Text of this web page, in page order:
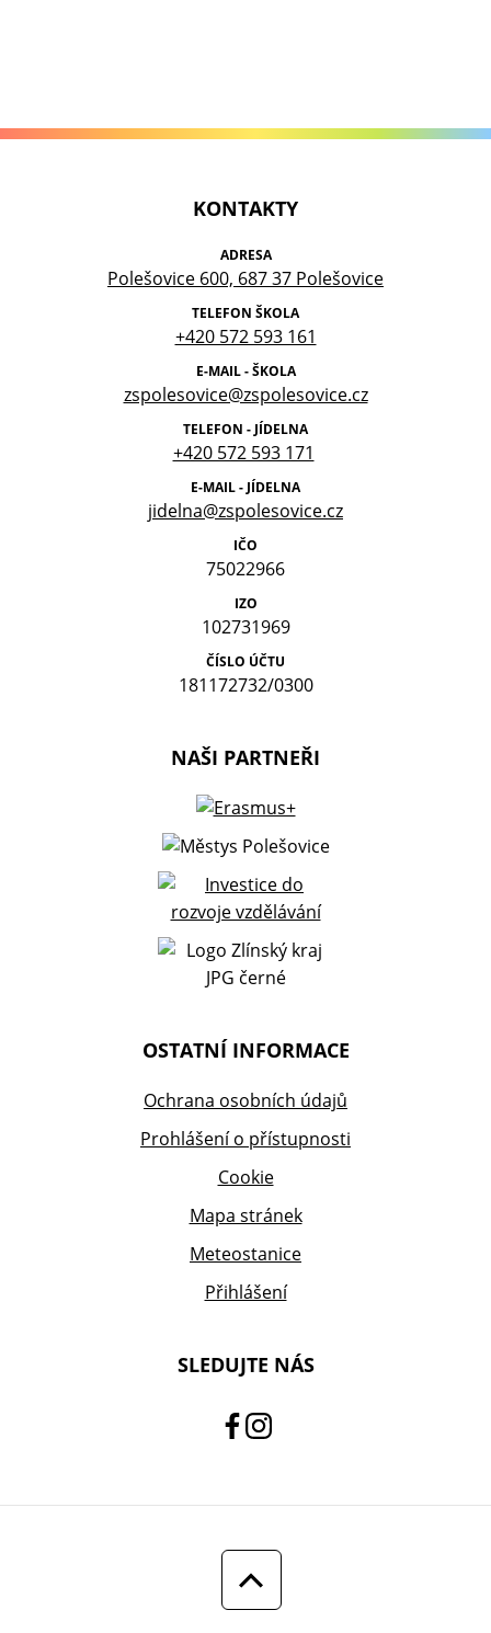
KONTAKTY
ADRESA
Polešovice 600, 687 37 Polešovice
TELEFON ŠKOLA
+420 572 593 161
E-MAIL - ŠKOLA
zspolesovice@zspolesovice.cz
TELEFON - JÍDELNA
+420 572 593 171
E-MAIL - JÍDELNA
jidelna@zspolesovice.cz
IČO
75022966
IZO
102731969
ČÍSLO ÚČTU
181172732/0300
NAŠI PARTNEŘI
OSTATNÍ INFORMACE
Ochrana osobních údajů
Prohlášení o přístupnosti
Cookie
Mapa stránek
Meteostanice
Přihlášení
SLEDUJTE NÁS